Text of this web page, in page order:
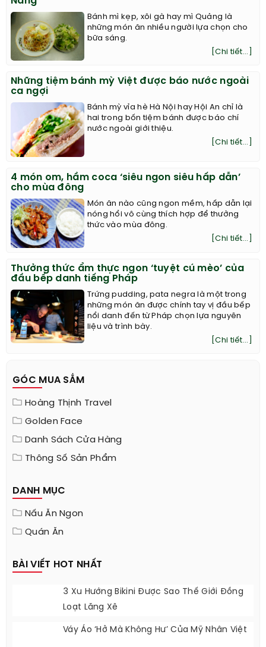
Bánh mì kẹp, xôi gà hay mì Quảng là
những món ăn nhiều người lựa chọn cho
bữa sáng.
[Chi tiết...]
Những tiệm bánh mỳ Việt được báo nước ngoài
ca ngợi
Bánh mỳ vỉa hè Hà Nội hay Hội An chỉ là
hai trong bốn tiệm bánh được báo chí
nước ngoài giới thiệu.
[Chi tiết...]
4 món om, hầm coca ‘siêu ngon siêu hấp dẫn’
cho mùa đông
Món ăn nào cũng ngon mềm, hấp dẫn lại
nóng hổi vô cùng thích hợp để thưởng
thức vào mùa đông.
[Chi tiết...]
Thưởng thức ẩm thực ngon ‘tuyệt cú mèo’ của
đầu bếp danh tiếng Pháp
Trứng pudding, pata negra là một trong
những món ăn được chính tay vị đầu bếp
nổi danh đến từ Pháp chọn lựa nguyên
liệu và trình bày.
[Chi tiết...]
GÓC MUA SẮM
Hoàng Thịnh Travel
Golden Face
Danh Sách Cửa Hàng
Thông Số Sản Phẩm
DANH MỤC
Nấu Ăn Ngon
Quán Ăn
BÀI VIẾT HOT NHẤT
3 Xu Hướng Bikini Được Sao Thế Giới Đồng
Loạt Lăng Xê
Váy Áo ‘hở Mà Không Hư’ Của Mỹ Nhân Việt